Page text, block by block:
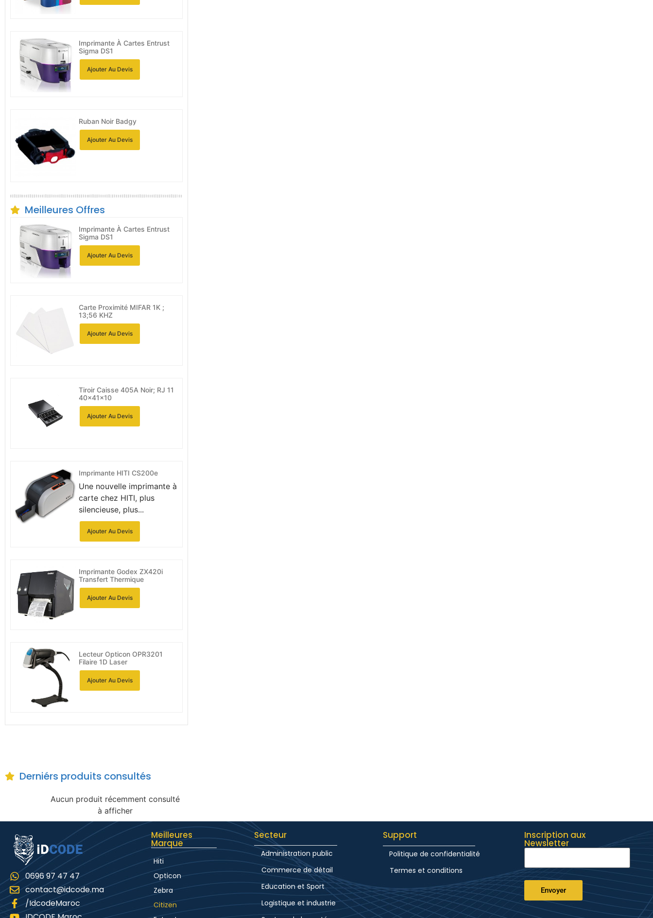
Imprimante À Cartes Entrust
Sigma DS1
Ajouter Au Devis
Ruban Noir Badgy
Ajouter Au Devis
Meilleures Offres
Imprimante À Cartes Entrust
Sigma DS1
Ajouter Au Devis
Carte Proximité MIFAR 1K ;
13;56 KHZ
Ajouter Au Devis
Tiroir Caisse 405A Noir; RJ 11
40x41x10
Ajouter Au Devis
Imprimante HITI CS200e
Une nouvelle imprimante à
carte chez HITI, plus
silencieuse, plus...
Ajouter Au Devis
Imprimante Godex ZX420i
Transfert Thermique
Ajouter Au Devis
Lecteur Opticon OPR3201
Filaire 1D Laser
Ajouter Au Devis
Derniérs produits consultés
Aucun produit récemment consulté
à afficher
0696 97 47 47
contact@idcode.ma
/IdcodeMaroc
Meilleures
Marque
Hiti
Opticon
Zebra
Citizen
Secteur
Administration public
Commerce de détail
Education et Sport
Logistique et industrie
Support
Politique de confidentialité
Termes et conditions
Inscription aux
Newsletter